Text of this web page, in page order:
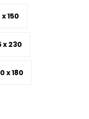
150
x 230
x 180